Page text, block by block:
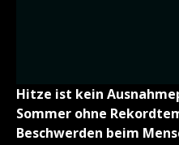
Hitze ist kein
Sommer ohne
Beschwerden beim